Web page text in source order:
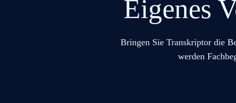
Eigenes
Bringen Sie Transkriptor die
werden